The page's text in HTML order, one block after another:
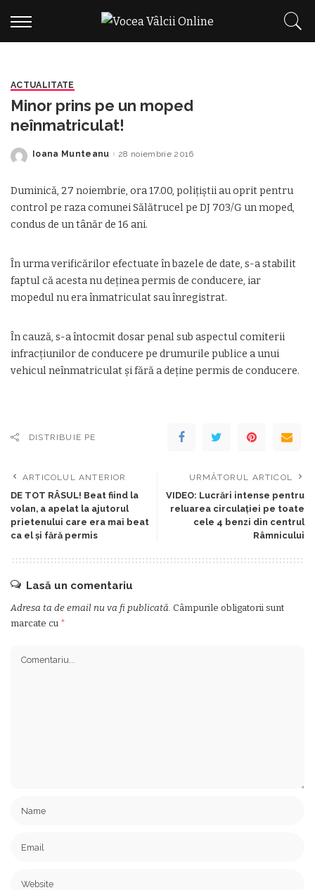
ACTUALITATE
Minor prins pe un moped
neînmatriculat!
Posted
Ioana Munteanu 28 noiembrie 2016
Duminică, 27 noiembrie, ora 17.00, poliţiştii au oprit pentru
control pe raza comunei Sălătrucel pe DJ 703/G un moped,
condus de un tânăr de 16 ani.
În urma verificărilor efectuate în bazele de date, s-a stabilit
faptul că acesta nu deţinea permis de conducere, iar
mopedul nu era înmatriculat sau înregistrat.
În cauză, s-a întocmit dosar penal sub aspectul comiterii
infracţiunilor de conducere pe drumurile publice a unui
vehicul neînmatriculat şi fără a deţine permis de conducere.
DISTRIBUIE PE
ARTICOLUL ANTERIOR
DE TOT RÂSUL! Beat fiind la
volan, a apelat la ajutorul
prietenului care era mai beat
ca el şi fără permis
URMĂTORUL ARTICOL
VIDEO: Lucrări intense pentru
reluarea circulaţiei pe toate
cele 4 benzi din centrul
Râmnicului
Lasă un comentariu
Adresa ta de email nu va fi publicată. Câmpurile obligatorii sunt
marcate cu *